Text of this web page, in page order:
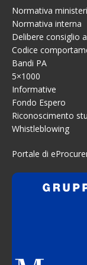
Normativa
Normativa interna
Delibere consiglio
Codice
Bandi PA
5×1000
Informative
Fondo Espero
Riconoscimento
Whistleblowing
Portale di